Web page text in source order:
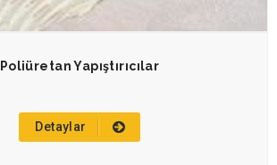
Poliüretan Yapıştırıcılar
Detaylar